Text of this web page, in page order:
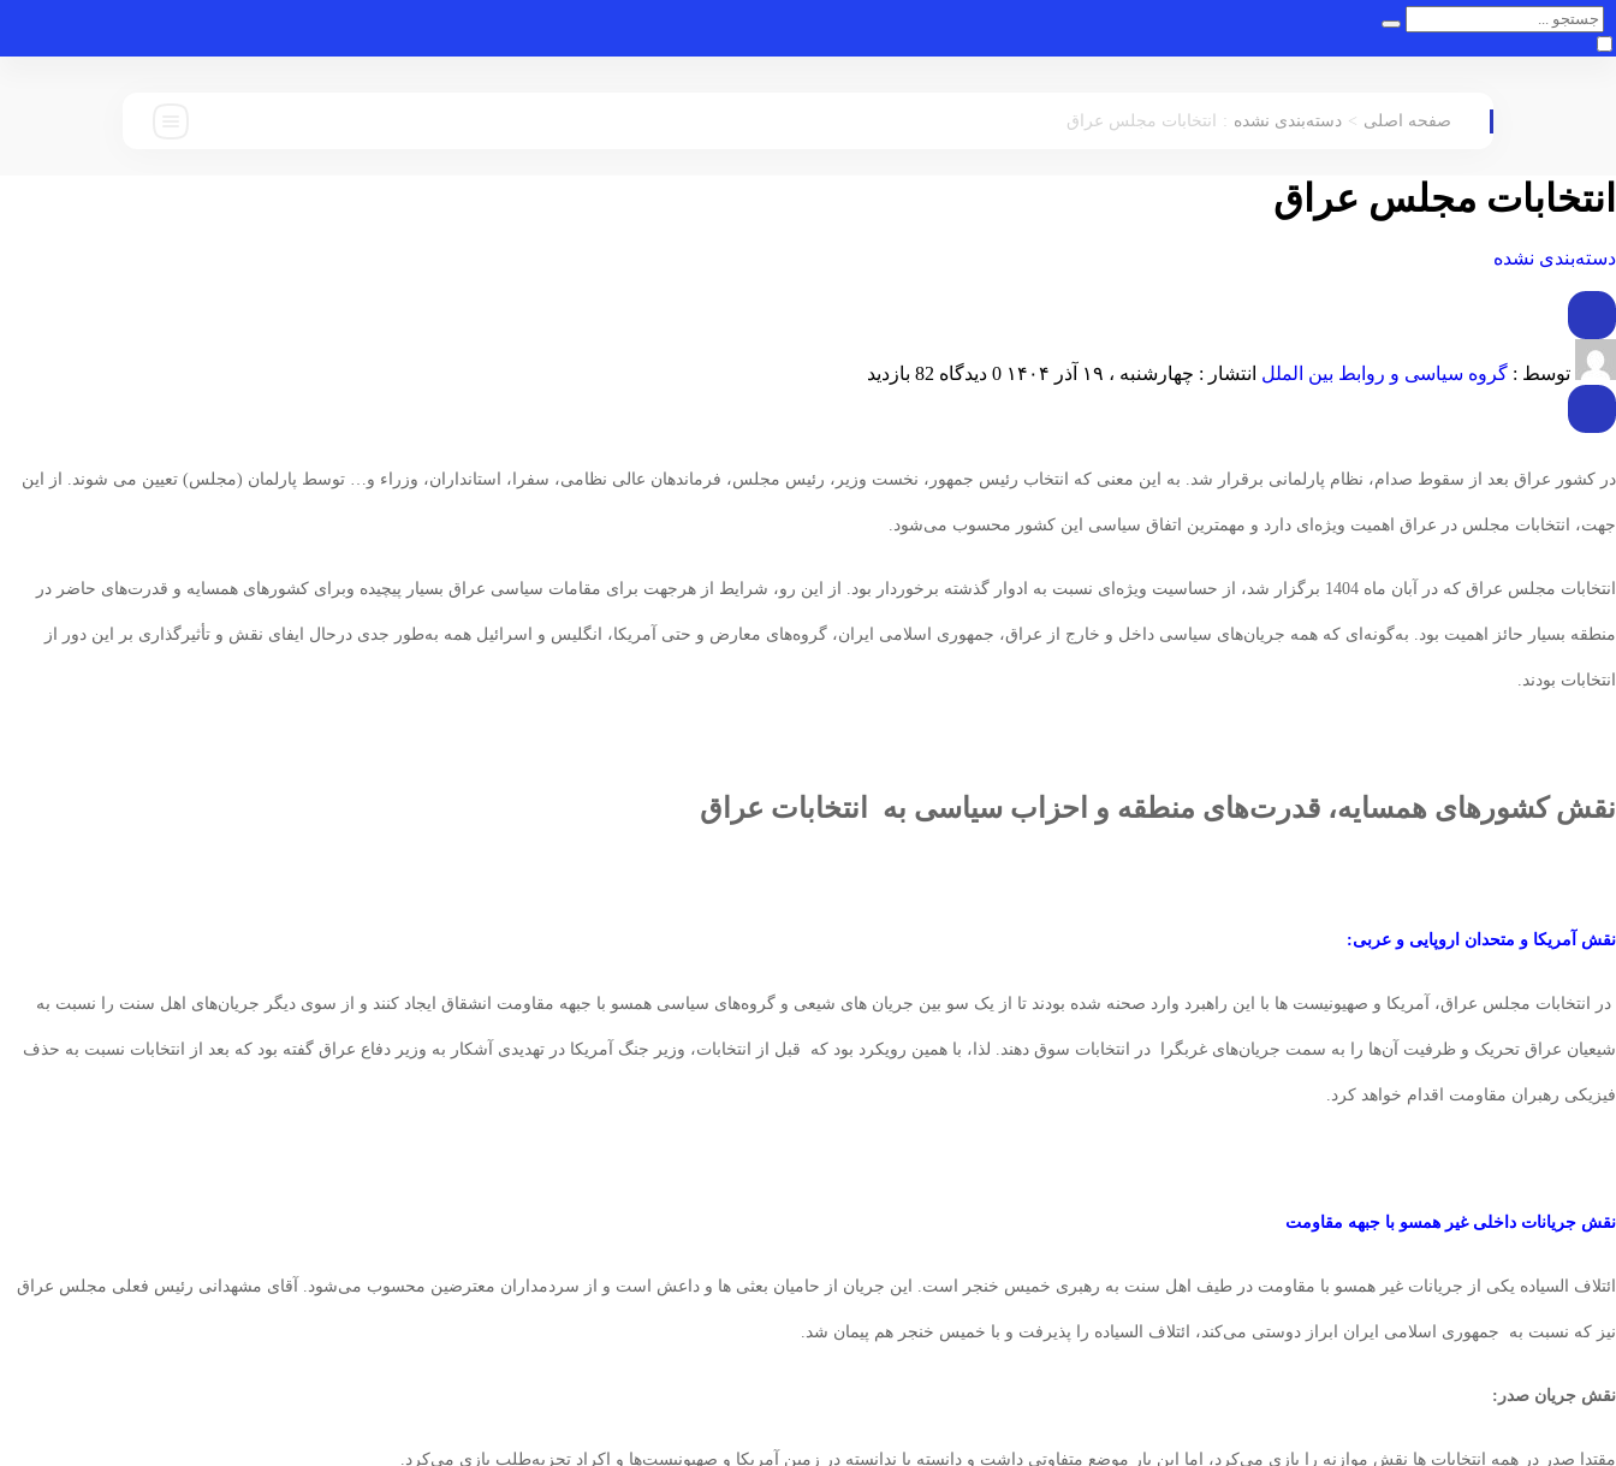
صفحه اصلی > دسته‌بندی نشده : انتخابات مجلس عراق
انتخابات مجلس عراق
دسته‌بندی نشده
توسط : گروه سیاسی و روابط بین الملل انتشار : چهارشنبه ، ۱۹ آذر ۱۴۰۴ 0 دیدگاه 82 بازدید
در کشور عراق بعد از سقوط صدام، نظام پارلمانی برقرار شد. به این معنی که انتخاب رئیس جمهور، نخست وزیر، رئیس مجلس، فرماندهان عالی نظامی، سفرا، استانداران، وزراء و… توسط پارلمان (مجلس) تعیین می شوند. از این
جهت، انتخابات مجلس در عراق اهمیت ویژه‌ای دارد و مهمترین اتفاق سیاسی این کشور محسوب می‌شود.
انتخابات مجلس عراق که در آبان ماه 1404 برگزار شد، از حساسیت ویژه‌ای نسبت به ادوار گذشته برخوردار بود. از این رو، شرایط از هرجهت برای مقامات سیاسی عراق بسیار پیچیده وبرای کشورهای همسایه و قدرت‌های حاضر در
منطقه‌ بسیار حائز اهمیت بود. به‌گونه‌ای که همه جریان‌های سیاسی داخل و خارج از عراق، جمهوری اسلامی ایران، گروه‌های معارض و حتی آمریکا، انگلیس و اسرائیل همه به‌طور جدی درحال ایفای نقش و تأثیرگذاری بر این دور از
انتخابات بودند.
نقش کشورهای همسایه، قدرت‌های منطقه و احزاب سیاسی به انتخابات عراق
نقش آمریکا و متحدان اروپایی و عربی:
در انتخابات مجلس عراق، آمریکا و صهیونیست ها با این راهبرد وارد صحنه شده بودند تا از یک سو بین جریان های شیعی و گروه‌های سیاسی همسو با جبهه مقاومت انشقاق ایجاد کنند و از سوی دیگر جریان‌های اهل سنت را نسبت به
شیعیان عراق تحریک و ظرفیت آن‌ها را به سمت جریان‌های غربگرا در انتخابات سوق دهند. لذا، با همین رویکرد بود که قبل از انتخابات، وزیر جنگ آمریکا در تهدیدی آشکار به وزیر دفاع عراق گفته بود که بعد از انتخابات نسبت به حذف
فیزیکی رهبران مقاومت اقدام خواهد کرد.
نقش جریانات داخلی غیر همسو با جبهه مقاومت
ائتلاف السیاده یکی از جریانات غیر همسو با مقاومت در طیف اهل سنت به رهبری خمیس خنجر است. این جریان از حامیان بعثی ها و داعش است و از سردمداران معترضین محسوب می‌شود. آقای مشهدانی رئیس فعلی مجلس عراق
نیز که نسبت به جمهوری اسلامی ایران ابراز دوستی می‌کند، ائتلاف السیاده را پذیرفت و با خمیس خنجر هم پیمان شد.
نقش جریان صدر:
مقتدا صدر در همه انتخابات ها نقش موازنه را بازی می‌کرد، اما این بار موضع متفاوتی داشت و دانسته یا ندانسته در زمین آمریکا و صهیونیست‌ها و اکراد تجزیه‌طلب بازی ‌می‌کرد.